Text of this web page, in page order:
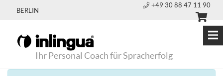
BERLIN
+49 30 88 47 11 90
Ihr Personal Coach für Spracherfolg